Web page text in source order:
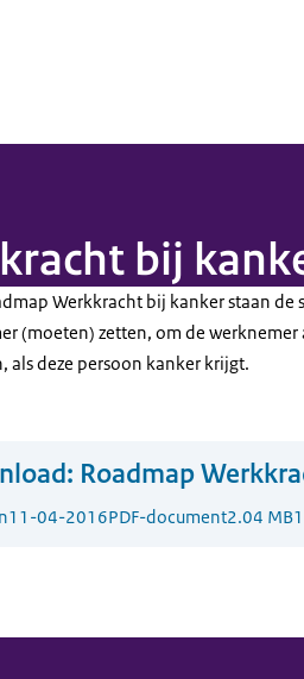
bij
Werkkracht bij kanker staan de
(moeten) zetten, om de
als deze persoon kanker krijgt.
Roadmap
11-04-2016PDF-document2.04 MB